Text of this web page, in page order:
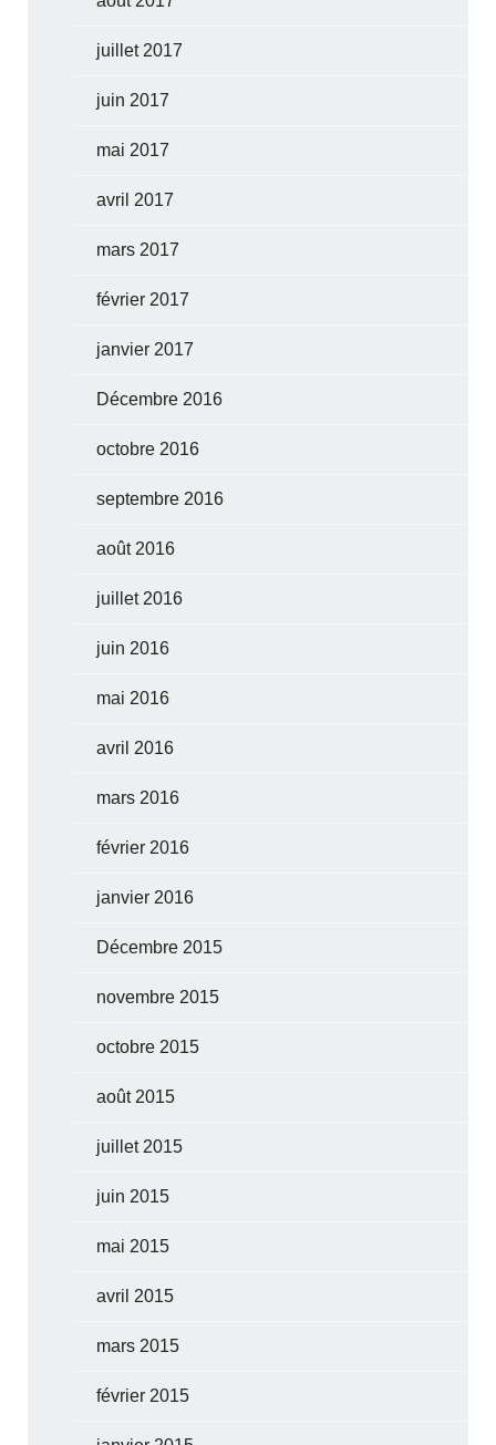
juillet 2017
juin 2017
mai 2017
avril 2017
mars 2017
février 2017
janvier 2017
Décembre 2016
octobre 2016
septembre 2016
août 2016
juillet 2016
juin 2016
mai 2016
avril 2016
mars 2016
février 2016
janvier 2016
Décembre 2015
novembre 2015
octobre 2015
août 2015
juillet 2015
juin 2015
mai 2015
avril 2015
mars 2015
février 2015